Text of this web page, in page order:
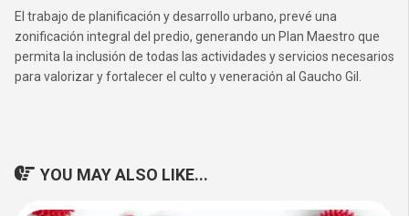
El trabajo de planificación y desarrollo urbano, prevé una
zonificación integral del predio, generando un Plan Maestro que
permita la inclusión de todas las actividades y servicios necesarios
para valorizar y fortalecer el culto y veneración al Gaucho Gil.
YOU MAY ALSO LIKE...